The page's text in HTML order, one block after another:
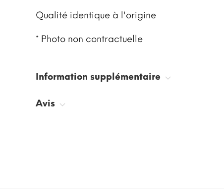
Qualité identique à l'origine
* Photo non contractuelle
Information supplémentaire
Avis